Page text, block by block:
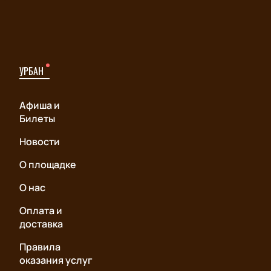
УРБАН
Афиша и
Билеты
Новости
О площадке
О нас
Оплата и
доставка
Правила
оказания услуг